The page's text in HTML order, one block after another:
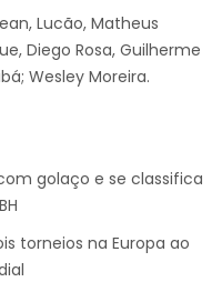
Lucão, Matheus
Diego Rosa, Guilherme
Wesley Moreira.
golaço e se classifica
torneios na Europa ao